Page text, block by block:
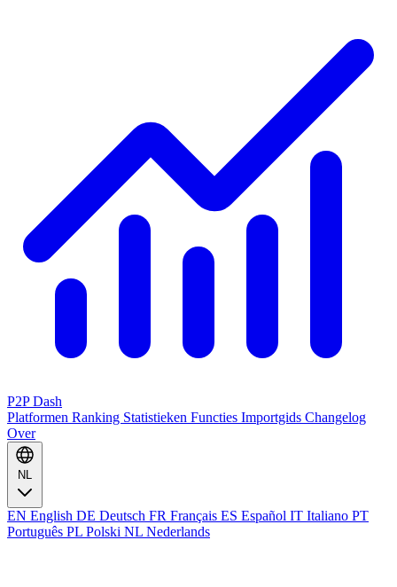
P2P Dash
Platformen Ranking Statistieken Functies Importgids Changelog
Over
NL
EN English DE Deutsch FR Français ES Español IT Italiano PT
Português PL Polski NL Nederlands